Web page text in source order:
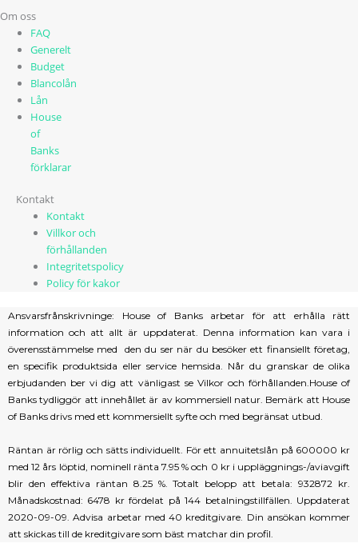
Om oss
FAQ
Generelt
Budget
Blancolån
Lån
House
of
Banks
förklarar
Kontakt
Kontakt
Villkor och
förhållanden
Integritetspolicy
Policy för kakor
Ansvarsfrånskrivninge: House of Banks arbetar för att erhålla rätt
information och att allt är uppdaterat. Denna information kan vara i
överensstämmelse med den du ser när du besöker ett finansiellt företag,
en specifik produktsida eller service hemsida. Når du granskar de olika
erbjudanden ber vi dig att vänligast se Vilkor och förhållanden.House of
Banks tydliggör att innehållet är av kommersiell natur. Bemärk att House
of Banks drivs med ett kommersiellt syfte och med begränsat utbud.
Räntan är rörlig och sätts individuellt. För ett annuitetslån på 600000 kr
med 12 års löptid, nominell ränta 7.95 % och 0 kr i uppläggnings-/aviavgift
blir den effektiva räntan 8.25 %. Totalt belopp att betala: 932872 kr.
Månadskostnad: 6478 kr fördelat på 144 betalningstillfällen. Uppdaterat
2020-09-09. Advisa arbetar med 40 kreditgivare. Din ansökan kommer
att skickas till de kreditgivare som bäst matchar din profil.